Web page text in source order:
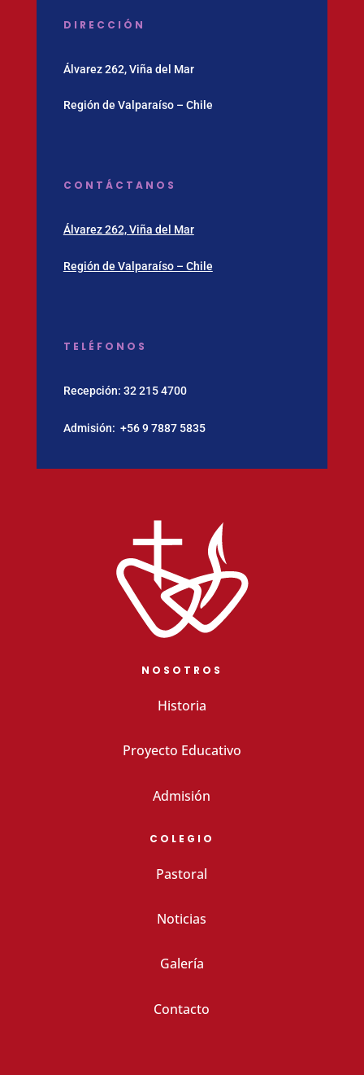
DIRECCIÓN
Álvarez 262, Viña del Mar
Región de Valparaíso – Chile
CONTÁCTANOS
Álvarez 262, Viña del Mar
Región de Valparaíso – Chile
TELÉFONOS
Recepción: 32 215 4700
Admisión: ‪+56 9 7887 5835
NOSOTROS
Historia
Proyecto Educativo
Admisión
COLEGIO
Pastoral
Noticias
Galería
Contacto